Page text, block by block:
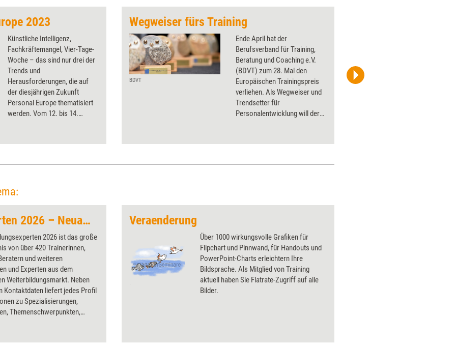
2023
Künstliche Intelligenz,
Fachkräftemangel, Vier-Tage-
Woche – das sind nur drei der
Trends und
Herausforderungen, die auf
der diesjährigen Zukunft
Personal Europe thematisiert
werden. Vom 12. bis 14.
wieder in den Hallen der
Wegweiser fürs Training
BDVT
Ende April hat der
Berufsverband für Training,
Beratung und Coaching e.V.
(BDVT) zum 28. Mal den
Europäischen Trainingspreis
verliehen. Als Wegweiser und
Trendsetter für
Personalentwicklung will der
aktuell fasst die
zusammen.
Spring Messe Management GmbH
Weiterbildungsexperten 2026 – Neuauflage
2026 ist das große
von über 420 Trainerinnen,
und weiteren
und Experten aus dem
Weiterbildungsmarkt. Neben
Kontaktdaten liefert jedes Profil
zu Spezialisierungen,
Themenschwerpunkten,
Veraenderung
Über 1000 wirkungsvolle Grafiken für
Flipchart und Pinnwand, für Handouts und
PowerPoint-Charts erleichtern Ihre
Bildsprache. Als Mitglied von Training
aktuell haben Sie Flatrate-Zugriff auf alle
Bilder.